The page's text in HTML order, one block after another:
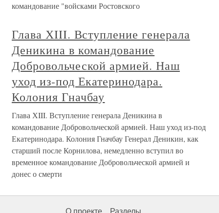
командование "войсками Ростовского
Глава ХIII. Вступление генерала
Деникина в командование
Добровольческой армией. Наш
уход из-под Екатеринодара.
Колония Гначбау
Глава ХIII. Вступление генерала Деникина в
командование Добровольческой армией. Наш уход из-под
Екатеринодара. Колония Гначбау Генерал Деникин, как
старший после Корнилова, немедленно вступил во
временное командование Добровольческой армией и
донес о смерти